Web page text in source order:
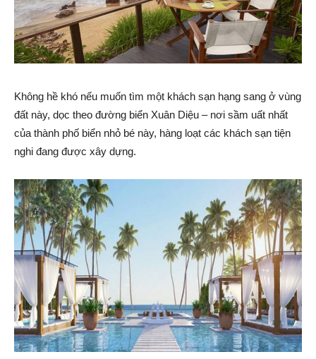
Không hề khó nếu muốn tìm một khách sạn hạng sang ở vùng
đất này, dọc theo đường biển Xuân Diệu – nơi sầm uất nhất
của thành phố biển nhỏ bé này, hàng loạt các khách sạn tiện
nghi đang được xây dựng.